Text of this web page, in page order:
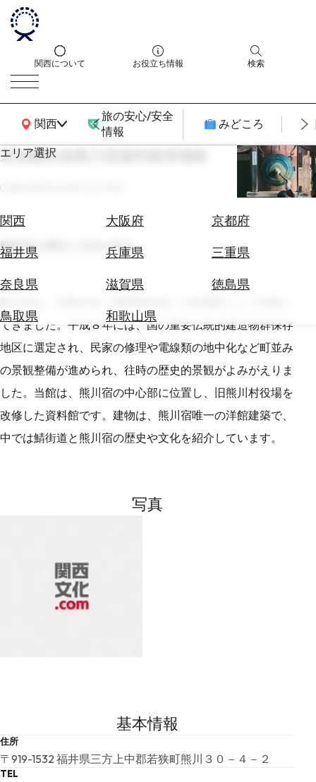
関西について お役立ち情報 検索
関西
関西広域MAP
旅の安心/安全
情報
みどころ
エリア選択
関西 大阪府
京都府
福井県
兵庫県
三重県
奈良県
滋賀県
徳島県
鳥取県
和歌山県
エ
券
テ
を
す
為
替
を
調
べ
る
天
気
を
見
若狭鯖街道熊川宿資料館宿場館
鯖街道の歴史と文化を知る
てきました。平成８年には、国の重要伝統的建造物群保存
地区に選定され、民家の修理や電線類の地中化など町並み
の景観整備が進められ、往時の歴史的景観がよみがえりま
した。当館は、熊川宿の中心部に位置し、旧熊川村役場を
改修した資料館です。建物は、熊川宿唯一の洋館建築で、
中では鯖街道と熊川宿の歴史や文化を紹介しています。
写真
基本情報
住所
〒919-1532 福井県三方上中郡若狭町熊川３０－４－２
TEL